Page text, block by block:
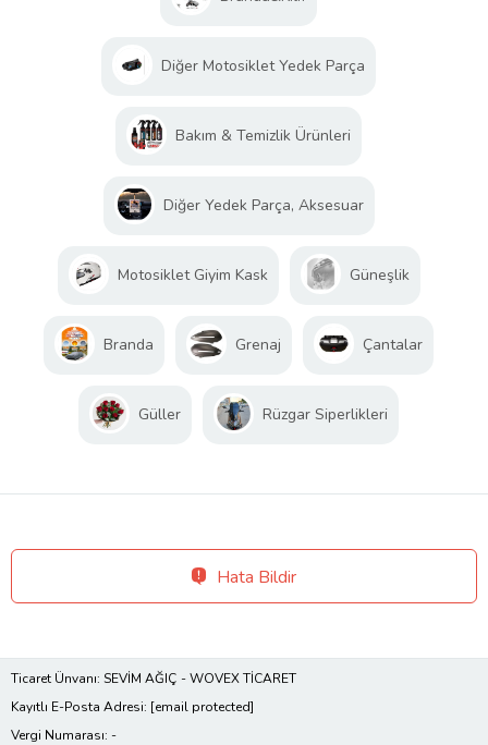
Diğer Motosiklet Yedek Parça
Bakım & Temizlik Ürünleri
Diğer Yedek Parça, Aksesuar
Motosiklet Giyim Kask Güneşlik
Branda Grenaj Çantalar
Güller Rüzgar Siperlikleri
Hata Bildir
Ticaret Ünvanı: SEVİM AĞIÇ - WOVEX TİCARET
Kayıtlı E-Posta Adresi: [email protected]
Vergi Numarası: -